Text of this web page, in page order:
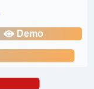
Demo